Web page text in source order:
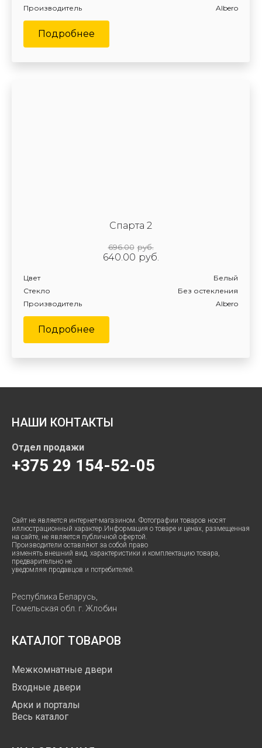
Производитель Albero
Подробнее
Спарта 2
руб.
696.00
руб.
640.00
Цвет Белый
Производитель Albero
Стекло Без остекления
Подробнее
НАШИ КОНТАКТЫ
Отдел продажи
+375 29 154-52-05
Сайт не является интернет-магазином. Фотографии товаров носят
иллюстрационный характер.Информация о товаре и ценах, размещенная
на сайте, не является публичной офертой.
Производители оставляют за собой право
изменять внешний вид, характеристики и комплектацию товара,
предварительно не
уведомляя продавцов и потребителей.
Республика Беларусь,
Гомельская обл. г. Жлобин
КАТАЛОГ ТОВАРОВ
Межкомнатные двери
Входные двери
Арки и порталы
Весь каталог